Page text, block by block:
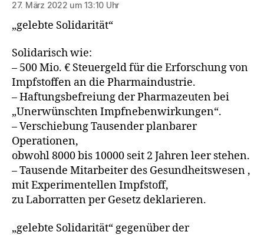
27. März 2022 um 13:10 Uhr
„gelebte Solidarität“
Solidarisch wie:
– 500 Mio. € Steuergeld für die Erforschung von
Impfstoffen an die Pharmaindustrie.
– Haftungsbefreiung der Pharmazeuten bei
„Unerwünschten Impfnebenwirkungen“.
– Verschiebung Tausender planbarer
Operationen,
obwohl 8000 bis 10000 seit 2 Jahren leer stehen.
– Tausende Mitarbeiter des Gesundheitswesen ,
mit Experimentellen Impfstoff,
zu Laborratten per Gesetz deklarieren.
„gelebte Solidarität“ gegenüber der